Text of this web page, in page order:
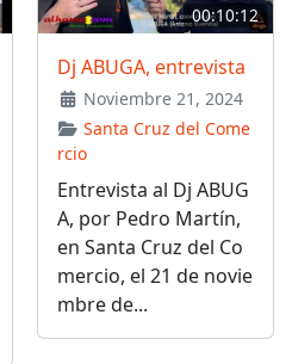
00:10:12
Dj ABUGA, entrevista
Noviembre 21, 2024
Santa Cruz del Come
rcio
Entrevista al Dj ABUG
A, por Pedro Martín,
en Santa Cruz del Co
mercio, el 21 de novie
mbre de...